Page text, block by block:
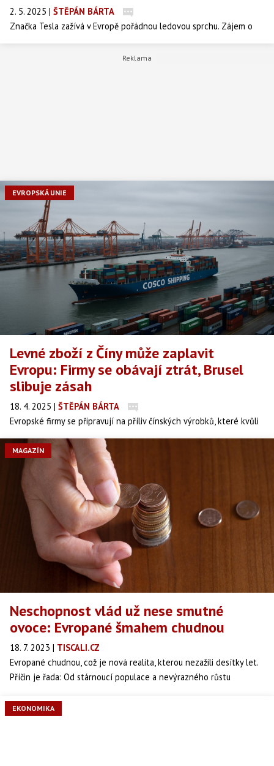
2. 5. 2025 | ŠTĚPÁN BÁRTA
Značka Tesla zažívá v Evropě pořádnou ledovou sprchu. Zájem o
její elektromobily se ve vybraných státech propadl až o 80 %.
Důvod? Kromě konkurence z Číny i rostoucí nechuť Evropanů k
EVROPSKÁ UNIE
Levné zboží z Číny může zaplavit
Evropu: Firmy se obávají ztrát, Brusel
slibuje zásah
18. 4. 2025 | ŠTĚPÁN BÁRTA
Evropské firmy se připravují na příliv čínských výrobků, které kvůli
obchodní válce s USA hledají nové trhy. Unie varuje před
dumpingem, ale názory jednotlivých států se různí.
MAGAZÍN
Neschopnost vlád už nese smutné
ovoce: Evropané šmahem chudnou
18. 7. 2023 | TISCALI.CZ
Evropané chudnou, což je nová realita, kterou nezažili desítky let.
Příčin je řada: Od stárnoucí populace a nevýrazného růstu
posledních let, jako je pandemie, masová migrace a válka na
EKONOMIKA